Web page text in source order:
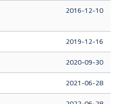
2016-12-10
2019-12-16
2020-09-30
2021-06-28